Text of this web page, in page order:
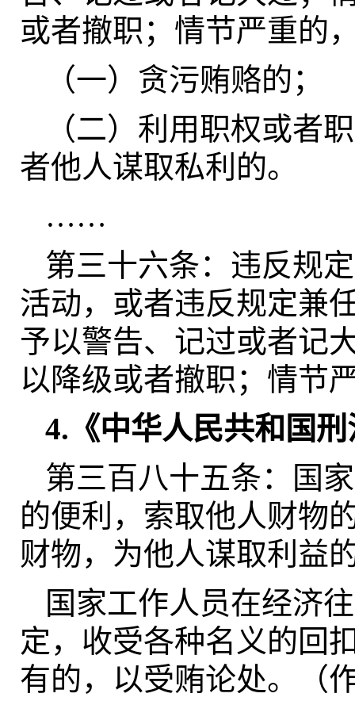
或者撤职；情节严重的
（一）贪污贿赂的；
（二）利用职权或者
者他人谋取私利的。
……
第三十六条：违反规
活动，或者违反规定兼
予以警告、记过或者记
以降级或者撤职；情节
4.《中华人民共和国刑
第三百八十五条：国
的便利，索取他人财物
财物，为他人谋取利益
国家工作人员在经济
定，收受各种名义的回
有的，以受贿论处。（